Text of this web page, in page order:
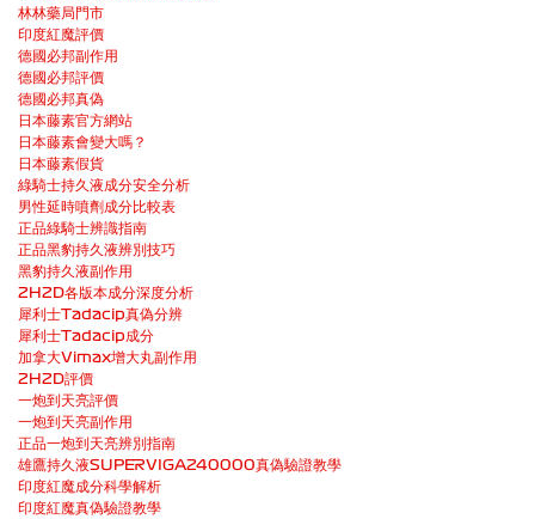
林林藥局門市
印度紅魔評價
德國必邦副作用
德國必邦評價
德國必邦真偽
日本藤素官方網站
日本藤素會變大嗎？
日本藤素假貨
綠騎士持久液成分安全分析
男性延時噴劑成分比較表
正品綠騎士辨識指南
正品黑豹持久液辨別技巧
黑豹持久液副作用
2H2D各版本成分深度分析
犀利士Tadacip真偽分辨
犀利士Tadacip成分
加拿大Vimax增大丸副作用
2H2D評價
一炮到天亮評價
一炮到天亮副作用
正品一炮到天亮辨別指南
雄鷹持久液SUPERVIGA240000真偽驗證教學
印度紅魔成分科學解析
印度紅魔真偽驗證教學